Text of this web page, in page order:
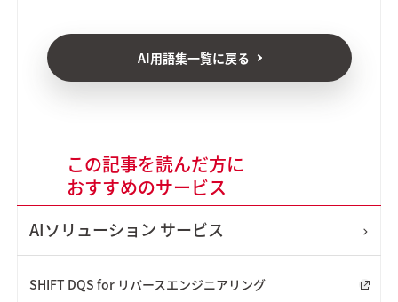
AI用語集一覧に戻る
この記事を読んだ方に
おすすめのサービス
AIソリューション サービス
SHIFT DQS for リバースエンジニアリング